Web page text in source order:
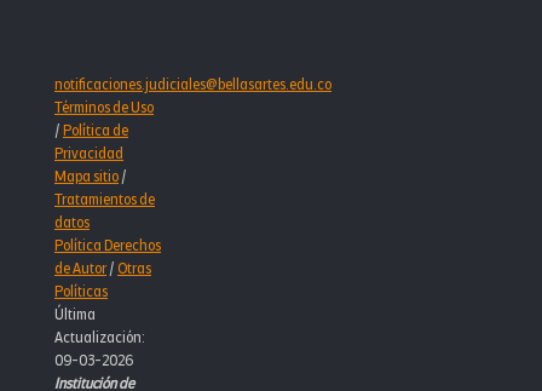
notificaciones.judiciales@bellasartes.edu.co
Términos de Uso
/Política de
Privacidad
Mapa sitio/
Tratamientos de
datos
Política Derechos
de Autor/Otras
Políticas
Última
Actualización:
09-03-2026
Institución de